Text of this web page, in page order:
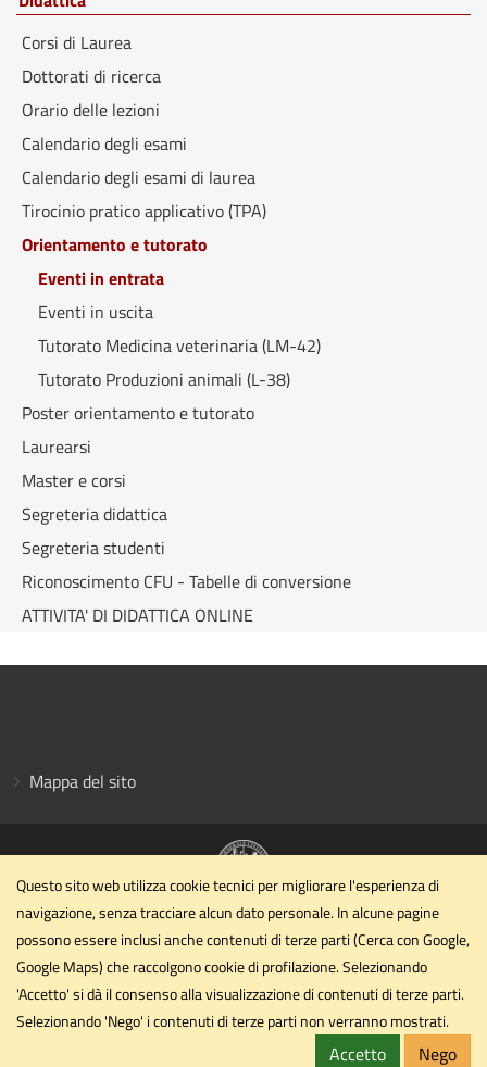
Corsi di Laurea
Dottorati di ricerca
Orario delle lezioni
Calendario degli esami
Calendario degli esami di laurea
Tirocinio pratico applicativo (TPA)
Orientamento e tutorato
Eventi in entrata
Eventi in uscita
Tutorato Medicina veterinaria (LM-42)
Tutorato Produzioni animali (L-38)
Poster orientamento e tutorato
Laurearsi
Master e corsi
Segreteria didattica
Segreteria studenti
Riconoscimento CFU - Tabelle di conversione
ATTIVITA' DI DIDATTICA ONLINE
Mappa del sito
Dipartimento di Medicina Veterinaria
Università degli Studi di Perugia
Via San Costanzo, 4 - 06126 - PERUGIA
Email
dipartimento.medvet@unipg.it
dipartimento.medvet@cert.unipg.it
Questo sito web utilizza cookie tecnici per migliorare l'esperienza di
navigazione, senza tracciare alcun dato personale. In alcune pagine
possono essere inclusi anche contenuti di terze parti (Cerca con Google,
Google Maps) che raccolgono cookie di profilazione. Selezionando
'Accetto' si dà il consenso alla visualizzazione di contenuti di terze parti.
Selezionando 'Nego' i contenuti di terze parti non verranno mostrati.
Accetto Nego